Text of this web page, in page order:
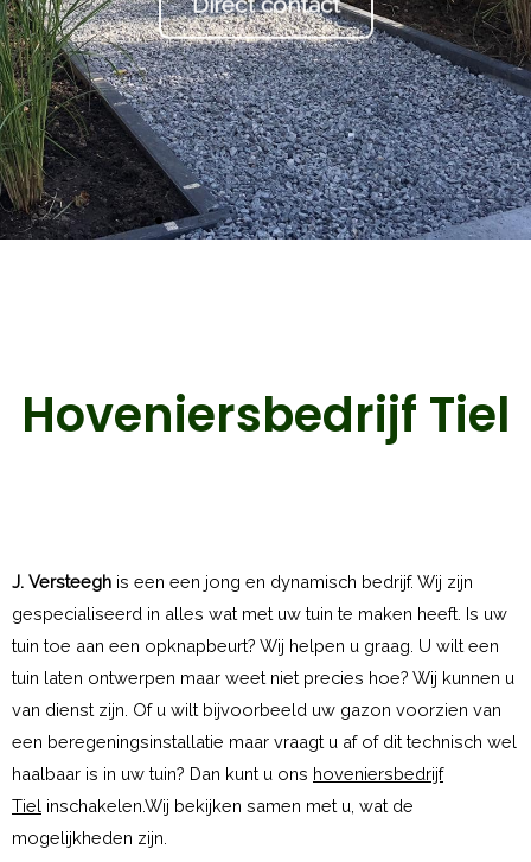
Hoveniersbedrijf Tiel
J. Versteegh is een een jong en dynamisch bedrijf. Wij zijn
gespecialiseerd in alles wat met uw tuin te maken heeft. Is uw
tuin toe aan een opknapbeurt? Wij helpen u graag. U wilt een
tuin laten ontwerpen maar weet niet precies hoe? Wij kunnen u
van dienst zijn. Of u wilt bijvoorbeeld uw gazon voorzien van
een beregeningsinstallatie maar vraagt u af of dit technisch wel
haalbaar is in uw tuin? Dan kunt u ons hoveniersbedrijf
Tiel inschakelen.Wij bekijken samen met u, wat de
mogelijkheden zijn.